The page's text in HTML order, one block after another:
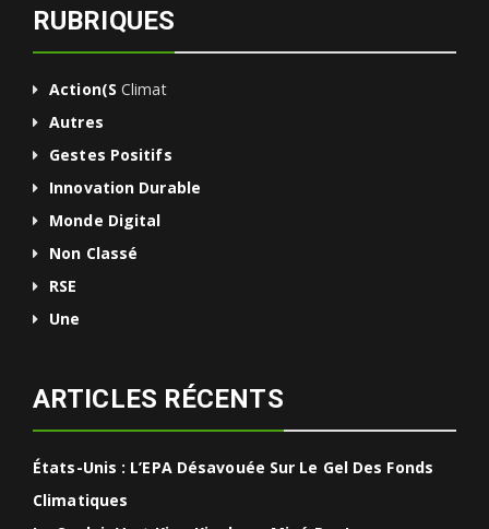
RUBRIQUES
Action(s Climat
Autres
Gestes Positifs
Innovation Durable
Monde Digital
Non Classé
RSE
Une
ARTICLES RÉCENTS
États-Unis : L’EPA Désavouée Sur Le Gel Des Fonds
Climatiques